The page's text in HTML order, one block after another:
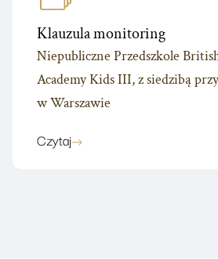
Klauzula monitoring
Niepubliczne Przedszkole
Academy Kids III, z siedzibą
w Warszawie
Czytaj